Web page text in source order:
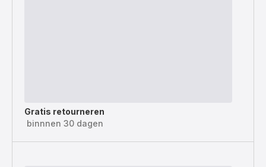
Gratis retourneren
binnnen 30 dagen